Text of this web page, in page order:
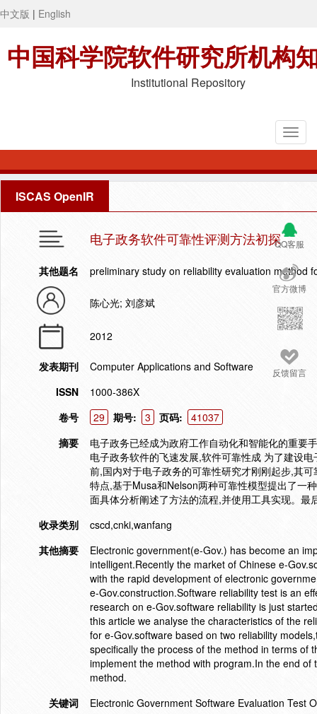
中文版 | English
中国科学院软件研究所机构
Institutional Repository
ISCAS OpenIR
QQ客服
官方微博
反馈留言
电子政务软件可靠性评测方法初探
其他题名 preliminary study on reliability evaluation method
陈心光; 刘彦斌
2012
发表期刊
Computer Applications and Software
ISSN
1000-386X
卷号
29 期号: 3 页码:
41037
摘要
电子政务已经成为政府工作自动化和智能化的重要
电子政务软件的飞速发展,软件可靠性成 为了建设
前,国内对于电子政务的可靠性研究才刚刚起步,其
特点,基于Musa和Nelson两种可靠性模型提出了一
面具体分析阐述了方法的流程,并使用工具实现。最
收录类别
cscd,cnki,wanfang
其他摘要
Electronic government(e-Gov.) has become an
intelligent.Recently the market of Chinese e-
with the rapid development of electronic
e-Gov.construction.Software reliability test is an
research on e-Gov.software reliability is just
this article we analyse the characteristics of the
for e-Gov.software based on two reliability
specifically the process of the method in terms of
implement the method with program.In the end
method.
关键词
Electronic Government Software Evaluation Test